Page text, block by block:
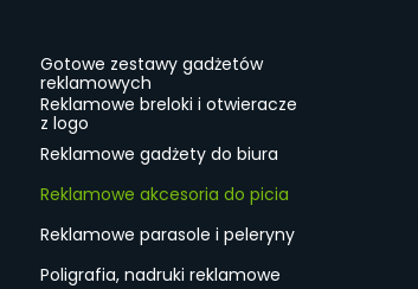
Gotowe zestawy gadżetów
reklamowych
Reklamowe breloki i otwieracze
z logo
Reklamowe gadżety do biura
Reklamowe akcesoria do picia
Reklamowe parasole i peleryny
Poligrafia, nadruki reklamowe